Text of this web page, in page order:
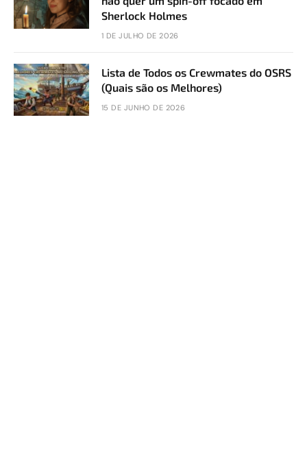
Sherlock Holmes
1 DE JULHO DE 2026
Lista de Todos os Crewmates do OSRS
(Quais são os Melhores)
15 DE JUNHO DE 2026